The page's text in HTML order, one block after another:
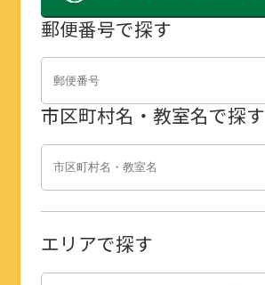
郵便番号で探す
市区町村名・教室名で探す
エリアで探す